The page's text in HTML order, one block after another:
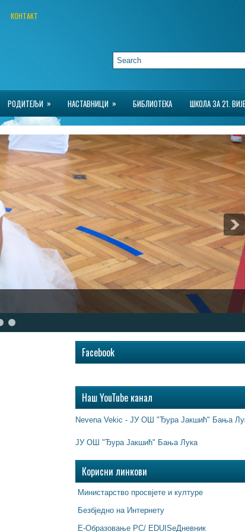
КОНТАКТ
РОДИТЕЉИ » НАСТАВНИЦИ » БИБЛИОТЕКА ШКОЛА ЗА 21.
Facebook
Наш YouTube канал
Nevena Vekic - ЈУ ОШ "Ђура Јакшић" Бања
ЈУ ОШ "Ђура Јакшић" Бања Лука
Корисни линкови
Министарство просвјете и културе
Безбједно на Интернету
Е-Образовање РС/ EDUISeДневник